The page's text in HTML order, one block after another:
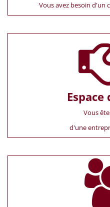
Vous avez besoin d'un
Vous
d'une